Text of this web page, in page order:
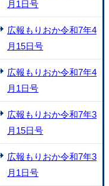
月1日号
広報もりおか令和7年4
月15日号
広報もりおか令和7年4
月1日号
広報もりおか令和7年3
月15日号
広報もりおか令和7年3
月1日号